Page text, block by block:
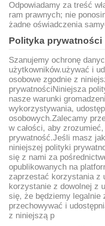
WYCIECZKA
PO
FABRYCE
KONTROLA
JAKOŚCI
SKONTAKTUJ
SIĘ
NAMI
AKTUALNOŚCI
Odpowiadamy za treść
ram prawnych; nie
żadne oświadczenia
Polityka prywatności
Szanujemy ochronę
użytkowników.używać i
osobowe zgodnie z
prywatnościNiniejsza
nasze warunki
wykorzystywania,
osobowych.Zalecamy
w całości, aby
prywatność.Jeśli masz
niniejszej polityki
się z nami za
opublikowanych na
zaprzestać korzystania z
korzystanie z dowolnej z
się, że będziemy legalnie
przechowywać i
z niniejszą p